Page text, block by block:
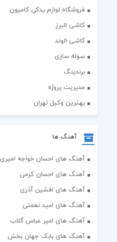
فروشگاه لوازم یدکی کامیون
کاشی البرز
کاشی الوند
سوله سازی
برندینگ
مدیریت پروژه
بهترین وکیل تهران
آهنگ ها
آهنگ های احسان خواجه امیری
آهنگ های احسان کرمی
آهنگ های افشین آذری
آهنگ های امید نعمتی
آهنگ های امیر عباس گلاب
آهنگ های بابک جهان بخش